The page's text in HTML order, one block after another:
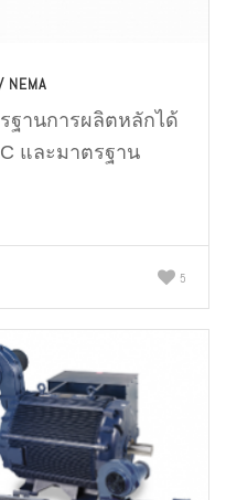
ฐานการผลิตหลักได้
และมาตรฐาน
5